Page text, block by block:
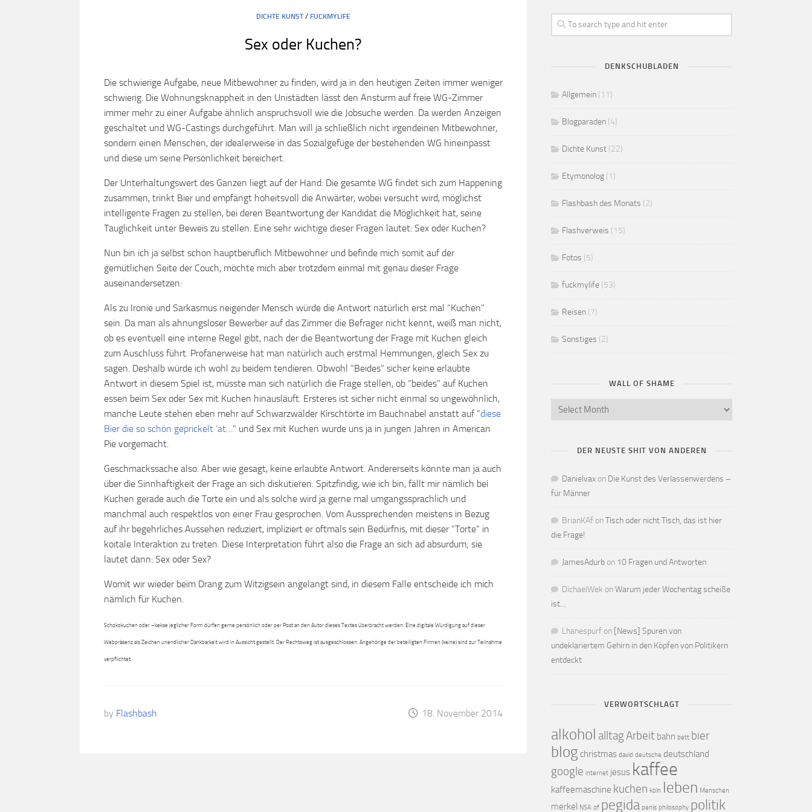
DICHTE KUNST/ FUCKMYLIFE
Sex oder Kuchen?
Die schwierige Aufgabe, neue Mitbewohner zu finden, wird ja in den heutigen Zeiten immer weniger
schwierig. Die Wohnungsknappheit in den Unistädten lässt den Ansturm auf freie WG-Zimmer
immer mehr zu einer Aufgabe ähnlich anspruchsvoll wie die Jobsuche werden. Da werden Anzeigen
geschaltet und WG-Castings durchgeführt. Man will ja schließlich nicht irgendeinen Mitbewohner,
sondern einen Menschen, der idealerweise in das Sozialgefüge der bestehenden WG hineinpasst
und diese um seine Persönlichkeit bereichert.
Der Unterhaltungswert des Ganzen liegt auf der Hand: Die gesamte WG findet sich zum Happening
zusammen, trinkt Bier und empfängt hoheitsvoll die Anwärter, wobei versucht wird, möglichst
intelligente Fragen zu stellen, bei deren Beantwortung der Kandidat die Möglichkeit hat, seine
Tauglichkeit unter Beweis zu stellen. Eine sehr wichtige dieser Fragen lautet: Sex oder Kuchen?
Nun bin ich ja selbst schon hauptberuflich Mitbewohner und befinde mich somit auf der
gemütlichen Seite der Couch, möchte mich aber trotzdem einmal mit genau dieser Frage
auseinandersetzen:
Als zu Ironie und Sarkasmus neigender Mensch würde die Antwort natürlich erst mal “Kuchen”
sein. Da man als ahnungsloser Bewerber auf das Zimmer die Befrager nicht kennt, weiß man nicht,
ob es eventuell eine interne Regel gibt, nach der die Beantwortung der Frage mit Kuchen gleich
zum Auschluss führt. Profanerweise hat man natürlich auch erstmal Hemmungen, gleich Sex zu
sagen. Deshalb würde ich wohl zu beidem tendieren. Obwohl “Beides” sicher keine erlaubte
Antwort in diesem Spiel ist, müsste man sich natürlich die Frage stellen, ob “beides” auf Kuchen
essen beim Sex oder Sex mit Kuchen hinausläuft. Ersteres ist sicher nicht einmal so ungewöhnlich,
manche Leute stehen eben mehr auf Schwarzwälder Kirschtorte im Bauchnabel anstatt auf “diese
Bier die so schön geprickelt ‘at…” und Sex mit Kuchen wurde uns ja in jungen Jahren in American
Pie vorgemacht.
Geschmackssache also. Aber wie gesagt, keine erlaubte Antwort. Andererseits könnte man ja auch
über die Sinnhaftigkeit der Frage an sich diskutieren. Spitzfindig, wie ich bin, fällt mir nämlich bei
Kuchen gerade auch die Torte ein und als solche wird ja gerne mal umgangssprachlich und
manchmal auch respektlos von einer Frau gesprochen. Vom Aussprechenden meistens in Bezug
auf ihr begehrliches Aussehen reduziert, impliziert er oftmals sein Bedürfnis, mit dieser “Torte” in
koitale Interaktion zu treten. Diese Interpretation führt also die Frage an sich ad absurdum; sie
lautet dann: Sex oder Sex?
Womit wir wieder beim Drang zum Witzigsein angelangt sind, in diesem Falle entscheide ich mich
nämlich für Kuchen.
Schokokuchen oder –kekse jeglicher Form dürfen gerne persönlich oder per Post an den Autor dieses Textes überbracht werden. Eine digitale Würdigung auf dieser
Webpräsenz als Zeichen unendlicher Dankbarkeit wird in Aussicht gestellt. Der Rechtsweg ist ausgeschlossen. Angehörige der beteiligten Firmen (keine) sind zur Teilnahme
verpflichtet.
by Flashbash 18. November 2014
DENKSCHUBLADEN
Allgemein (11)
Blogparaden (4)
Dichte Kunst (22)
Etymonolog (1)
Flashbash des Monats (2)
Flashverweis (15)
Fotos (5)
fuckmylife (53)
Reisen (7)
Sonstiges (2)
WALL OF SHAME
DER NEUSTE SHIT VON ANDEREN
Danielvax on Die Kunst des Verlassenwerdens –
für Männer
BrianKAf onTisch oder nicht Tisch, das ist hier
die Frage!
JamesAdurb on 10 Fragen und Antworten
DichaelWek onWarum jeder Wochentag scheiße
ist…
Lhanespurf on [News] Spuren von
undeklariertem Gehirn in den Köpfen von Politikern
entdeckt
VERWORTSCHLAGT
alkohol alltagArbeit bahn bett bier
blog christmas david deutsche deutschland
google internet jesus kaffee
kaffeemaschine kuchen köln leben Menschen
merkel NSA of pegida penis philosophy politik